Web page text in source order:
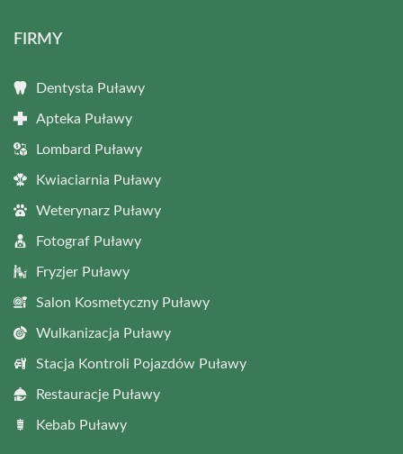
FIRMY
Dentysta Puławy
Apteka Puławy
Lombard Puławy
Kwiaciarnia Puławy
Weterynarz Puławy
Fotograf Puławy
Fryzjer Puławy
Salon Kosmetyczny Puławy
Wulkanizacja Puławy
Stacja Kontroli Pojazdów Puławy
Restauracje Puławy
Kebab Puławy